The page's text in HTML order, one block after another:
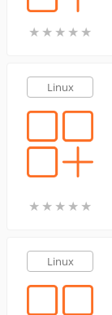
★ ★ ★ ★ ★
★ ★ ★ ★ ★
Linux
★ ★ ★ ★ ★
★ ★ ★ ★ ★
Linux